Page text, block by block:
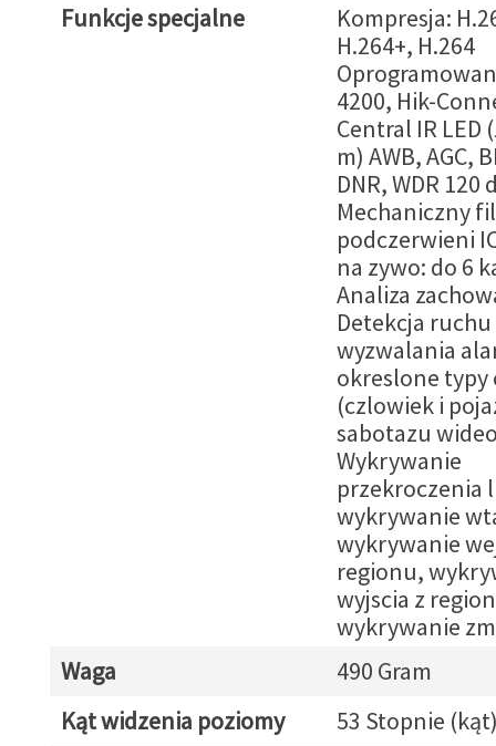
Funkcje specjalne
Kompresja:
H.264+, H.264
4200, Hik-
Central IR LED
m) AWB, AGC,
DNR, WDR 120
Mechaniczny
podczerwieni
na zywo: do 6
Analiza
Detekcja
wyzwalania
okreslone typy
(czlowiek i
sabotazu
Wykrywanie
przekroczenia
wykrywanie
wykrywanie
regionu,
wyjscia z
wykrywanie
Waga
490 Gram
Kąt widzenia poziomy
53 Stopnie